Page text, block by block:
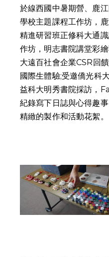
於線西國中暑期營、鹿
學校主題課程工作坊，
精進研習班正修科大通
作坊，明志書院講堂彩
大遠百社會企業CSR回
國際生體驗;受邀僑光科
益科大明秀書院採訪，
紀錄寫下日誌與心得趣
精緻的製作和活動花絮。